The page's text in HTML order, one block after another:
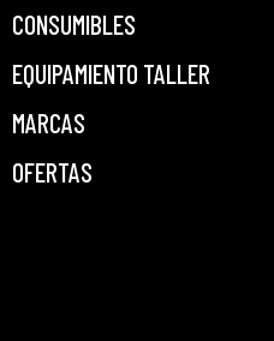
CONSUMIBLES
EQUIPAMIENTO TALLER
MARCAS
OFERTAS